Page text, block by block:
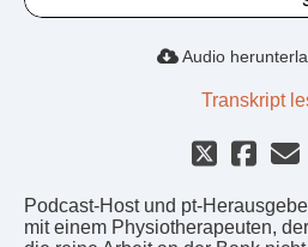
Audio
Transkript
Podcast-Host und pt-
mit einem Physiotherapeuten,